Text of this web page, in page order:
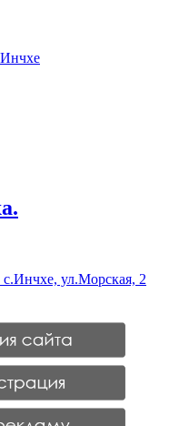
с.Инчхе, ул.Морская, 2